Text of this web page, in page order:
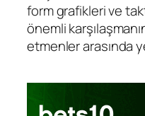
form grafikleri ve
önemli
etmenler arasında